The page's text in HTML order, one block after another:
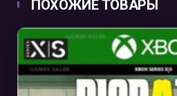
ПОХОЖИЕ ТОВАРЫ